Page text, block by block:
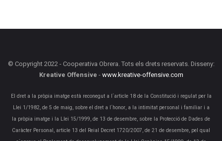
© Copyright 2022 - Cooperativa Obrera. Tots els drets reservats. Disseny:
Kreative Offensive -www.kreative-offensive.com
El dret a la pròpia imatge està reconegut a l´article 18 de la Constitució i regulat per la
Llei 1/1982, de 5 de maig, sobre el dret a l´honor, a la intimitat personal i familiar i a
la pròpia imatge i la Llei 15/1999, de 13 de desembre, sobre la Protecció de Dades de
Caràcter Personal, article 13 del Reial Decret 1720/2007, de 21 de desembre, pel qual